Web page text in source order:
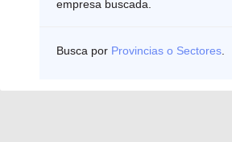
empresa buscada.
Busca por Provincias o Sectores